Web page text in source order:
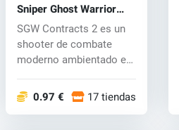
Sniper Ghost Warrior
Contracts 2 (PC) key
SGW Contracts 2 es un
shooter de combate
moderno ambientado en
0.97 € 17 tiendas